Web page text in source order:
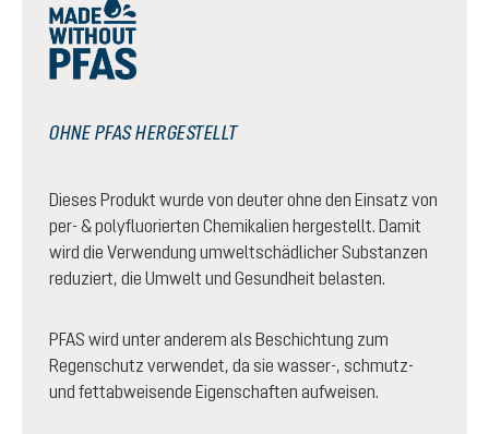
OHNE PFAS HERGESTELLT
Dieses Produkt wurde von deuter ohne den Einsatz von
per- & polyfluorierten Chemikalien hergestellt. Damit
wird die Verwendung umweltschädlicher Substanzen
reduziert, die Umwelt und Gesundheit belasten.
PFAS wird unter anderem als Beschichtung zum
Regenschutz verwendet, da sie wasser-, schmutz-
und fettabweisende Eigenschaften aufweisen.